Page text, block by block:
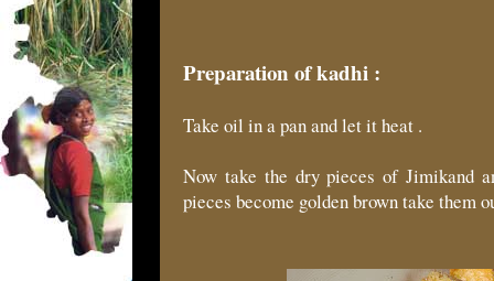
Preparation of kadhi :
Take oil in a pan and let it heat .
Now take the dry pieces of Jimikand
pieces become golden brown take them